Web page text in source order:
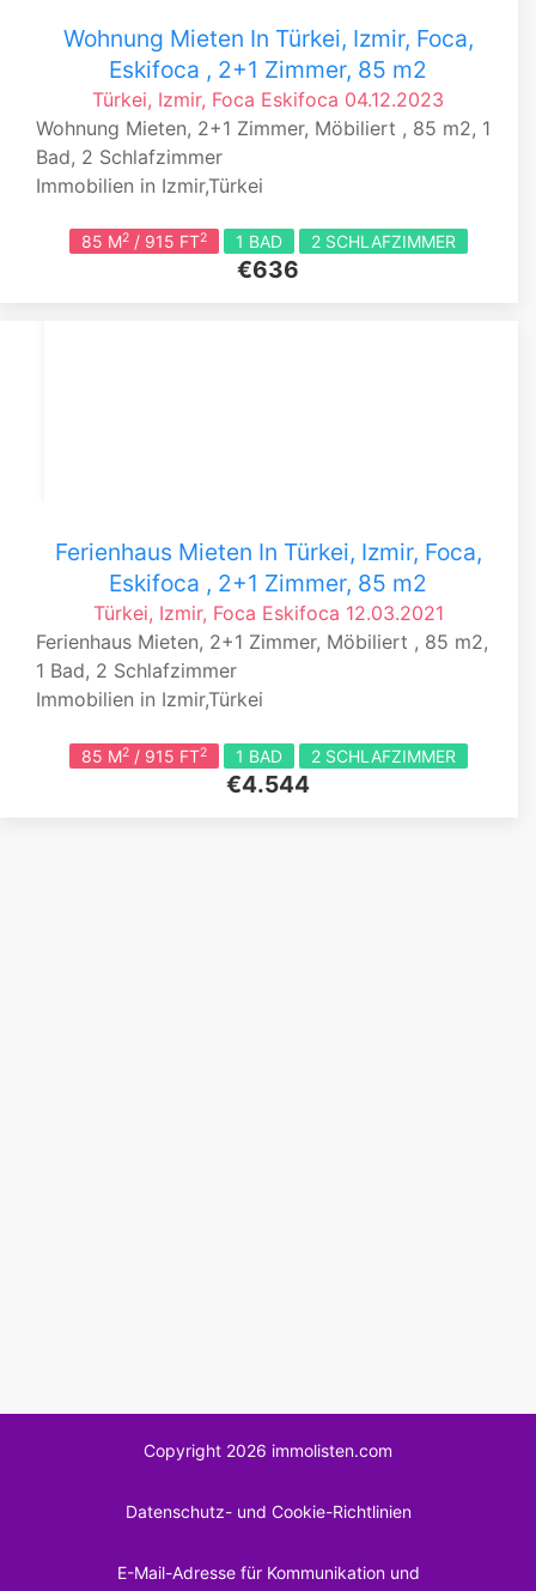
Wohnung Mieten In Türkei, Izmir, Foca,
Eskifoca , 2+1 Zimmer, 85 m2
Türkei, Izmir, Foca Eskifoca 04.12.2023
Wohnung Mieten, 2+1 Zimmer, Möbiliert , 85 m2, 1
Bad, 2 Schlafzimmer
Immobilien in Izmir,Türkei
85 M2/ 915 FT2 1 BAD 2 SCHLAFZIMMER
€636
Ferienhaus Mieten In Türkei, Izmir, Foca,
Eskifoca , 2+1 Zimmer, 85 m2
Türkei, Izmir, Foca Eskifoca 12.03.2021
Ferienhaus Mieten, 2+1 Zimmer, Möbiliert , 85 m2,
1 Bad, 2 Schlafzimmer
Immobilien in Izmir,Türkei
85 M2/ 915 FT2 1 BAD 2 SCHLAFZIMMER
€4.544
Copyright 2026 immolisten.com
Datenschutz- und Cookie-Richtlinien
E-Mail-Adresse für Kommunikation und